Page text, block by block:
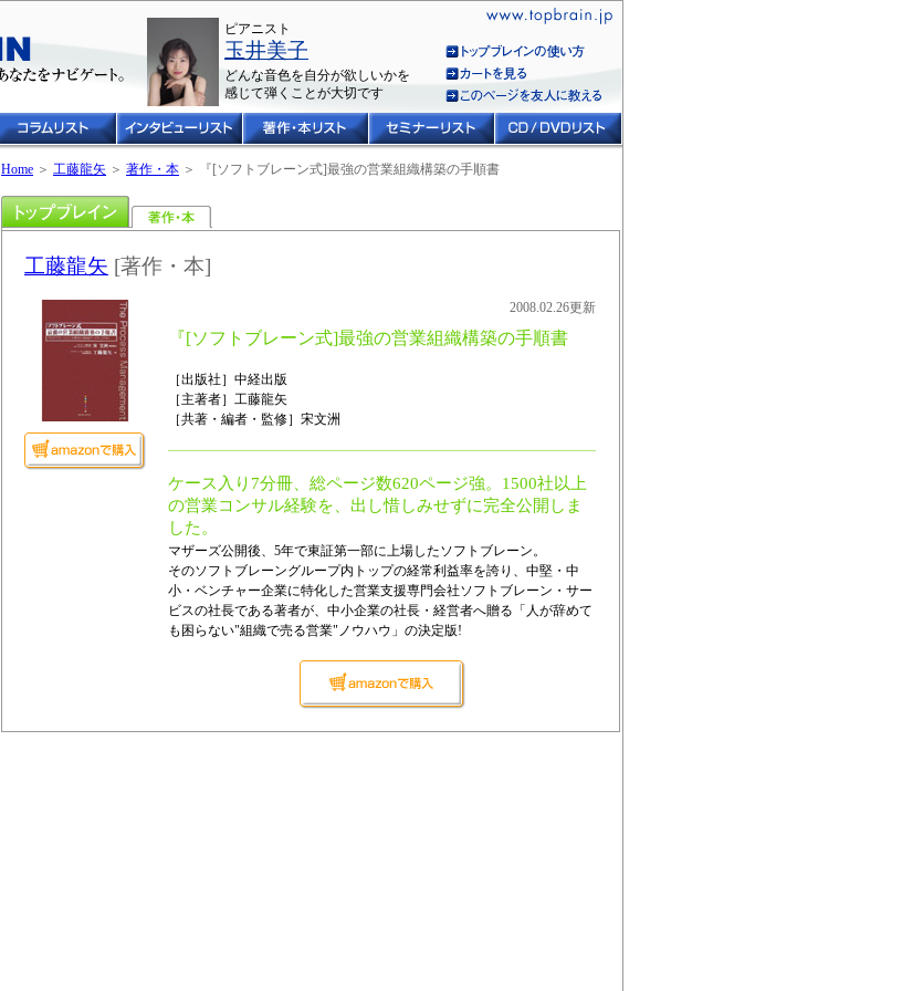
ピアニスト
玉井美子
どんな音色を自分が欲しいかを
感じて弾くことが大切です
Home ＞ 工藤龍矢 ＞ 著作・本 ＞ 『[ソフトブレーン式]最強の営業組織構築の手順書
工藤龍矢 [著作・本]
2008.02.26更新
『[ソフトブレーン式]最強の営業組織構築の手順書
［出版社］中経出版
［主著者］工藤龍矢
［共著・編者・監修］宋文洲
ケース入り7分冊、総ページ数620ページ強。1500社以上
の営業コンサル経験を、出し惜しみせずに完全公開しま
した。
マザーズ公開後、5年で東証第一部に上場したソフトブレーン。
そのソフトブレーングループ内トップの経常利益率を誇り、中堅・中
小・ベンチャー企業に特化した営業支援専門会社ソフトブレーン・サー
ビスの社長である著者が、中小企業の社長・経営者へ贈る「人が辞めて
も困らない"組織で売る営業"ノウハウ」の決定版!